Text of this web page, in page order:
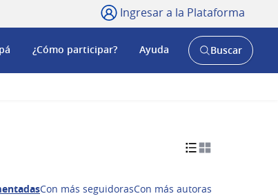
Ingresar a la Plataforma
¿Cómo participar? Ayuda
AbrirBuscar
Con más seguidorasCon más autoras